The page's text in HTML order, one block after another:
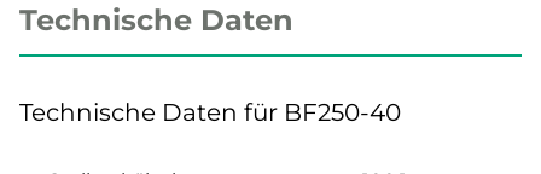
Technische Daten
Technische Daten für BF250-40